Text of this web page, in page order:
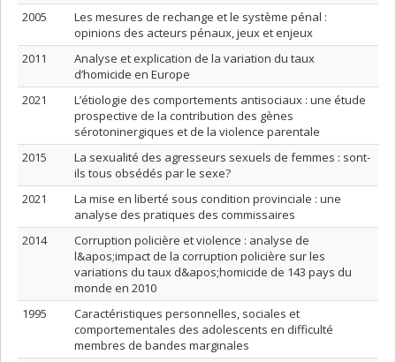
2005
Les mesures de rechange et le système pénal :
opinions des acteurs pénaux, jeux et enjeux
2011
Analyse et explication de la variation du taux
d’homicide en Europe
2021
L’étiologie des comportements antisociaux : une étude
prospective de la contribution des gènes
sérotoninergiques et de la violence parentale
2015
La sexualité des agresseurs sexuels de femmes : sont-
ils tous obsédés par le sexe?
2021
La mise en liberté sous condition provinciale : une
analyse des pratiques des commissaires
2014
Corruption policière et violence : analyse de
l&apos;impact de la corruption policière sur les
variations du taux d&apos;homicide de 143 pays du
monde en 2010
1995
Caractéristiques personnelles, sociales et
comportementales des adolescents en difficulté
membres de bandes marginales